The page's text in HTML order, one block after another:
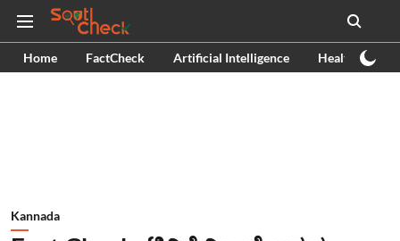
Home FactCheck Artificial Intelligence Health
Kannada